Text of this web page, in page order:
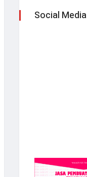
Social Media